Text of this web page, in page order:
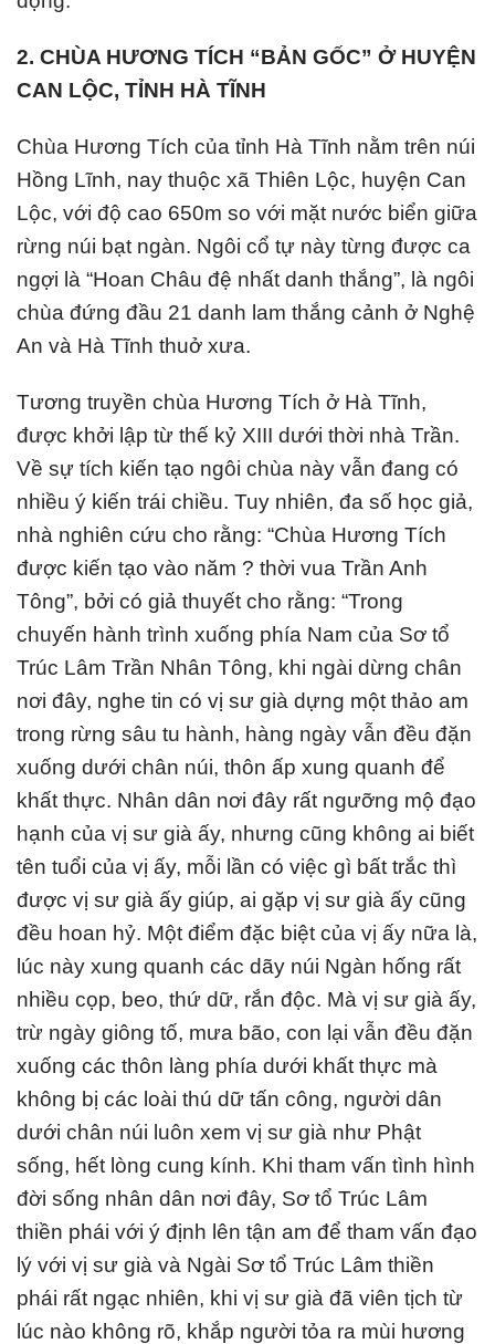
2. CHÙA HƯƠNG TÍCH “BẢN GỐC” Ở HUYỆN
CAN LỘC, TỈNH HÀ TĨNH
Chùa Hương Tích của tỉnh Hà Tĩnh nằm trên núi
Hồng Lĩnh, nay thuộc xã Thiên Lộc, huyện Can
Lộc, với độ cao 650m so với mặt nước biển giữa
rừng núi bạt ngàn. Ngôi cổ tự này từng được ca
ngợi là “Hoan Châu đệ nhất danh thắng”, là ngôi
chùa đứng đầu 21 danh lam thắng cảnh ở Nghệ
An và Hà Tĩnh thuở xưa.
Tương truyền chùa Hương Tích ở Hà Tĩnh,
được khởi lập từ thế kỷ XIII dưới thời nhà Trần.
Về sự tích kiến tạo ngôi chùa này vẫn đang có
nhiều ý kiến trái chiều. Tuy nhiên, đa số học giả,
nhà nghiên cứu cho rằng: “Chùa Hương Tích
được kiến tạo vào năm ? thời vua Trần Anh
Tông”, bởi có giả thuyết cho rằng: “Trong
chuyến hành trình xuống phía Nam của Sơ tổ
Trúc Lâm Trần Nhân Tông, khi ngài dừng chân
nơi đây, nghe tin có vị sư già dựng một thảo am
trong rừng sâu tu hành, hàng ngày vẫn đều đặn
xuống dưới chân núi, thôn ấp xung quanh để
khất thực. Nhân dân nơi đây rất ngưỡng mộ đạo
hạnh của vị sư già ấy, nhưng cũng không ai biết
tên tuổi của vị ấy, mỗi lần có việc gì bất trắc thì
được vị sư già ấy giúp, ai gặp vị sư già ấy cũng
đều hoan hỷ. Một điểm đặc biệt của vị ấy nữa là,
lúc này xung quanh các dãy núi Ngàn hống rất
nhiều cọp, beo, thứ dữ, rắn độc. Mà vị sư già ấy,
trừ ngày giông tố, mưa bão, con lại vẫn đều đặn
xuống các thôn làng phía dưới khất thực mà
không bị các loài thú dữ tấn công, người dân
dưới chân núi luôn xem vị sư già như Phật
sống, hết lòng cung kính. Khi tham vấn tình hình
đời sống nhân dân nơi đây, Sơ tổ Trúc Lâm
thiền phái với ý định lên tận am để tham vấn đạo
lý với vị sư già và Ngài Sơ tổ Trúc Lâm thiền
phái rất ngạc nhiên, khi vị sư già đã viên tịch từ
lúc nào không rõ, khắp người tỏa ra mùi hương